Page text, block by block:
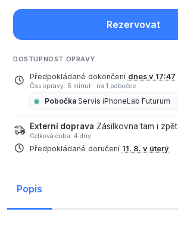
Rezervovat
DOSTUPNOST OPRAVY
Předpokládané dokončení dnes v 17:47
Čas opravy: 5 minut · na 1 pobočce
Pobočka Servis iPhoneLab Futurum
Externí doprava Zásilkovna tam i zpět
Celková doba: 4 dny
Předpokládané doručení 11. 8. v úterý
Popis